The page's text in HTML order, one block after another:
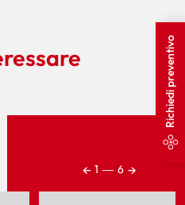
Richiedi preventivo
← 1 ― 6 →